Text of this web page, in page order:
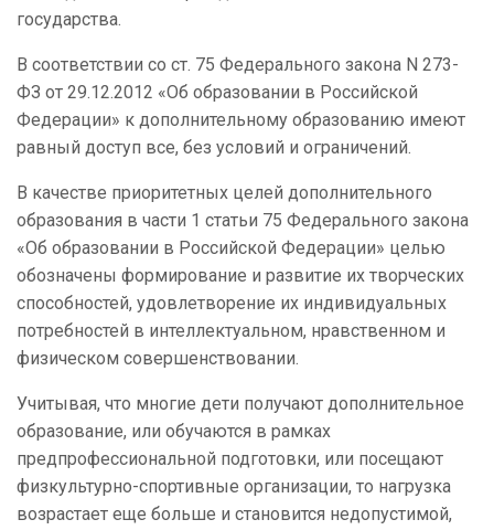
государства.
В соответствии со ст. 75 Федерального закона N 273-
ФЗ от 29.12.2012 «Об образовании в Российской
Федерации» к дополнительному образованию имеют
равный доступ все, без условий и ограничений.
В качестве приоритетных целей дополнительного
образования в части 1 статьи 75 Федерального закона
«Об образовании в Российской Федерации» целью
обозначены формирование и развитие их творческих
способностей, удовлетворение их индивидуальных
потребностей в интеллектуальном, нравственном и
физическом совершенствовании.
Учитывая, что многие дети получают дополнительное
образование, или обучаются в рамках
предпрофессиональной подготовки, или посещают
физкультурно-спортивные организации, то нагрузка
возрастает еще больше и становится недопустимой,